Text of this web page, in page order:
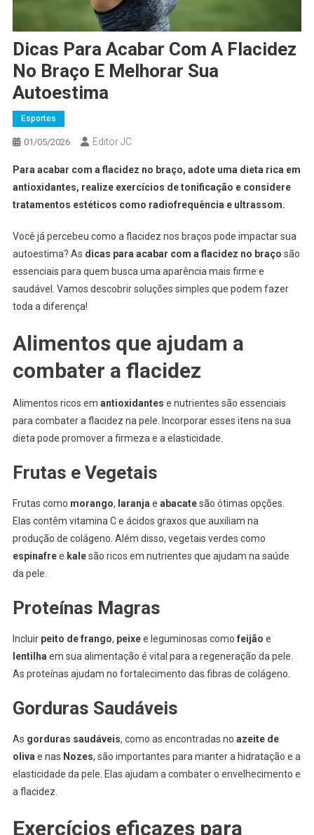
Dicas Para Acabar Com A Flacidez
No Braço E Melhorar Sua
Autoestima
Esportes
01/05/2026 Editor JC
Para acabar com a flacidez no braço, adote uma dieta rica em
antioxidantes, realize exercícios de tonificação e considere
tratamentos estéticos como radiofrequência e ultrassom.
Você já percebeu como a flacidez nos braços pode impactar sua
autoestima? As dicas para acabar com a flacidez no braço são
essenciais para quem busca uma aparência mais firme e
saudável. Vamos descobrir soluções simples que podem fazer
toda a diferença!
Alimentos que ajudam a
combater a flacidez
Alimentos ricos em antioxidantes e nutrientes são essenciais
para combater a flacidez na pele. Incorporar esses itens na sua
dieta pode promover a firmeza e a elasticidade.
Frutas e Vegetais
Frutas como morango, laranja e abacatesão ótimas opções.
Elas contêm vitamina C e ácidos graxos que auxiliam na
produção de colágeno. Além disso, vegetais verdes como
espinafree kalesão ricos em nutrientes que ajudam na saúde
da pele.
Proteínas Magras
Incluir peito de frango, peixee leguminosas como feijão e
lentilha em sua alimentação é vital para a regeneração da pele.
As proteínas ajudam no fortalecimento das fibras de colágeno.
Gorduras Saudáveis
As gorduras saudáveis, como as encontradas no azeite de
oliva e nas Nozes, são importantes para manter a hidratação e a
elasticidade da pele. Elas ajudam a combater o envelhecimento e
a flacidez.
Exercícios eficazes para